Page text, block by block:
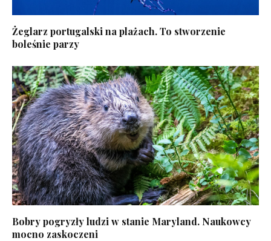
Żeglarz portugalski na plażach. To stworzenie
boleśnie parzy
Bobry pogryzły ludzi w stanie Maryland. Naukowcy
mocno zaskoczeni